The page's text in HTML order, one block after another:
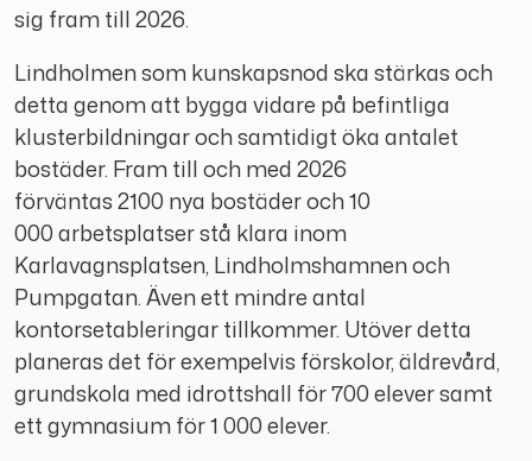
sig fram till 2026.
Lindholmen som kunskapsnod ska stärkas och
detta genom att bygga vidare på befintliga
klusterbildningar och samtidigt öka antalet
bostäder. Fram till och med 2026
förväntas 2100 nya bostäder och 10
000 arbetsplatser stå klara inom
Karlavagnsplatsen, Lindholmshamnen och
Pumpgatan. Även ett mindre antal
kontorsetableringar tillkommer. Utöver detta
planeras det för exempelvis förskolor, äldrevård,
grundskola med idrottshall för 700 elever samt
ett gymnasium för 1 000 elever.